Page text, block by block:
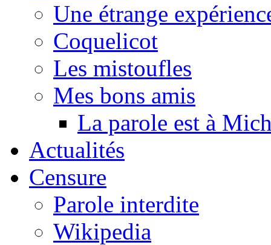
Une étrange
Coquelicot
Les mistoufles
Mes bons amis
La parole est à
Actualités
Censure
Parole interdite
Wikipedia